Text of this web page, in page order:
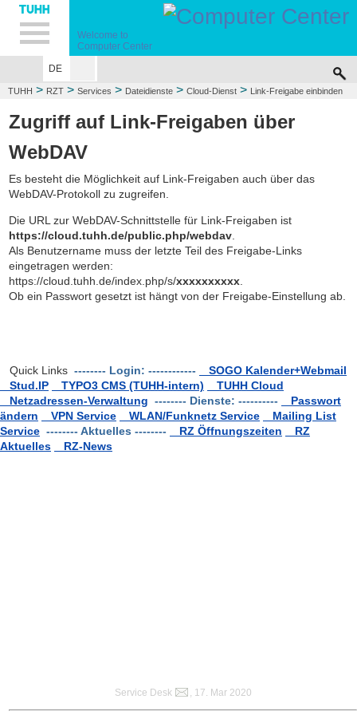
Hauptnavigation
Unternavigation
Inhalt
Suche
Welcome to
Computer Center
DE
TUHH > RZT > Services > Dateidienste > Cloud-Dienst > Link-Freigabe einbinden
Zugriff auf Link-Freigaben über
WebDAV
Es besteht die Möglichkeit auf Link-Freigaben auch über das
WebDAV-Protokoll zu zugreifen.
Die URL zur WebDAV-Schnittstelle für Link-Freigaben ist
https://cloud.tuhh.de/public.php/webdav
Als Benutzername muss der letzte Teil des Freigabe-Links
eingetragen werden:
https://cloud.tuhh.de/index.php/s/xxxxxxxxxx
Ob ein Passwort gesetzt ist hängt von der Freigabe-Einstellung ab.
Quick Links -------- Login: ------------
SOGO Kalender+Webmail
Stud.IP
TYPO3 CMS (TUHH-intern)
TUHH Cloud
Netzadressen-Verwaltung -------- Dienste: ----------
Passwort
ändern
VPN Service WLAN/Funknetz Service
Mailing List
Service -------- Aktuelles -------- RZ Öffnungszeiten
RZ
Aktuelles
RZ-News
Service Desk , 17. Mar 2020